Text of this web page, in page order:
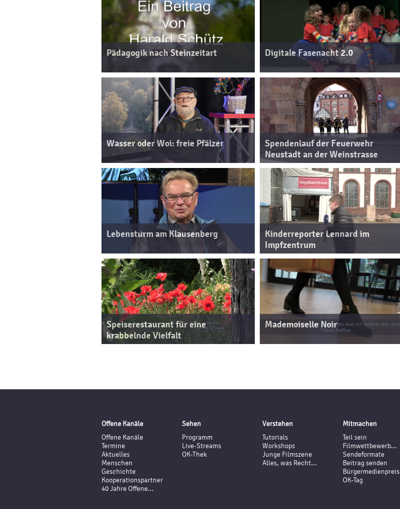
Pädagogik nach Steinzeitart Digitale Fasenacht 2.0
Wasser oder Woi: freie Pfälzer
Spendenlauf der Feuerwehr
Neustadt an der Weinstrasse
Lebensturm am Klausenberg
Kinderreporter Lennard im
Impfzentrum
Speiserestaurant für eine
krabbelnde Vielfalt
Mademoiselle Noir
Offene Kanäle
Offene Kanäle
Termine
Aktuelles
Menschen
Geschichte
Kooperationspartner
40 Jahre Offene...
Sehen
Programm
Live-Streams
OK-Thek
Verstehen
Tutorials
Workshops
Junge Filmszene
Alles, was Recht...
Mitmachen
Teil sein
Filmwettbewerb...
Sendeformate
Beitrag senden
Bürgermedienpreis
OK-Tag